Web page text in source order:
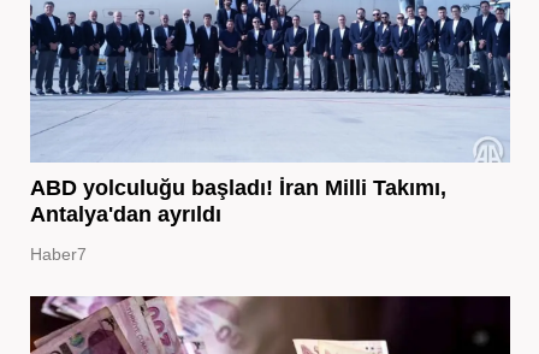
ABD yolculuğu başladı! İran Milli Takımı,
Antalya'dan ayrıldı
Haber7